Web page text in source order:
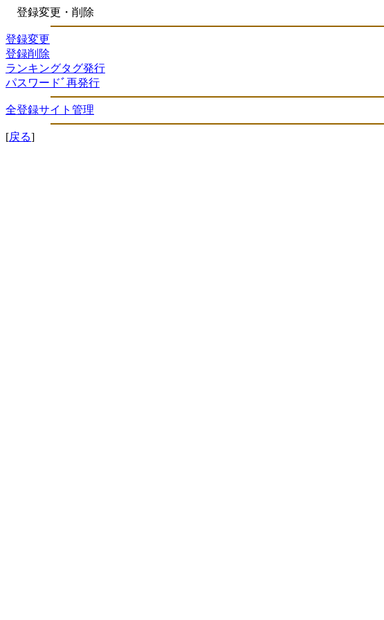
登録変更・削除
登録変更
登録削除
ランキングタグ発行
パスワードﾞ再発行
全登録サイト管理
[戻る]